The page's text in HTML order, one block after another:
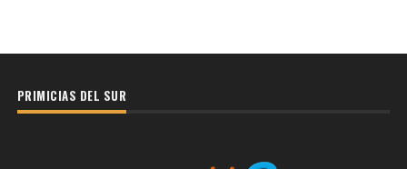
PRIMICIAS DEL SUR